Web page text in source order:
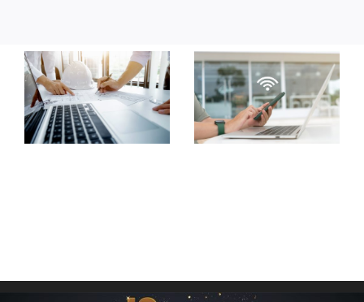
Wi-Fi 解決方
案
一站式 IT 管理及支援服
務 中小企 企業 公共
機構 教育
會議協作解
決方案
中小企 企業 公共機構
教育 智能設施創建及IT